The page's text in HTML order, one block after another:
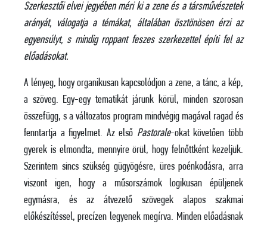
Szerkesztői elvei jegyében méri ki a zene és a társművészetek
arányát, válogatja a témákat, általában ösztönösen érzi az
egyensúlyt, s mindig roppant feszes szerkezettel építi fel az
előadásokat.
A lényeg, hogy organikusan kapcsolódjon a zene, a tánc, a kép,
a szöveg. Egy-egy tematikát járunk körül, minden szorosan
összefügg, s a változatos program mindvégig magával ragad és
fenntartja a figyelmet. Az első Pastorale-okat követően több
gyerek is elmondta, mennyire örül, hogy felnőttként kezeljük.
Szerintem sincs szükség gügyögésre, üres poénkodásra, arra
viszont igen, hogy a műsorszámok logikusan épüljenek
egymásra, és az átvezető szövegek alapos szakmai
előkészítéssel, precízen legyenek megírva. Minden előadásnak